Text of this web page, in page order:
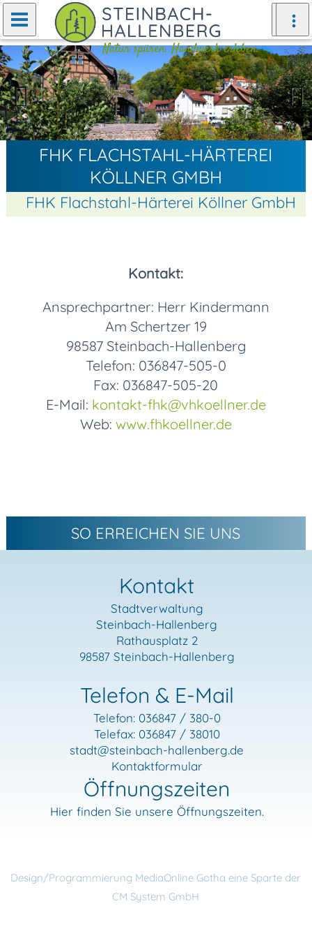
Zurück Weiter
FHK FLACHSTAHL-HÄRTEREI
KÖLLNER GMBH
FHK Flachstahl-Härterei Köllner GmbH
Kontakt:
Ansprechpartner: Herr Kindermann
Am Schertzer 19
98587 Steinbach-Hallenberg
Telefon: 036847-505-0
Fax: 036847-505-20
E-Mail: kontakt-fhk@vhkoellner.de
Web: www.fhkoellner.de
SO ERREICHEN SIE UNS
Kontakt
Stadtverwaltung
Steinbach-Hallenberg
Rathausplatz 2
98587 Steinbach-Hallenberg
Telefon & E-Mail
Telefon: 036847 / 380-0
Telefax: 036847 / 38010
stadt@steinbach-hallenberg.de
Kontaktformular
Öffnungszeiten
Hier finden Sie unsere Öffnungszeiten.
Design/Programmierung MediaOnline Gotha eine Sparte der
CM System GmbH